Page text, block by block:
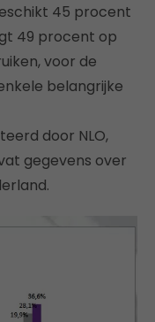
45 procent
49 procent op
voor de
belangrijke
door NLO,
gegevens over